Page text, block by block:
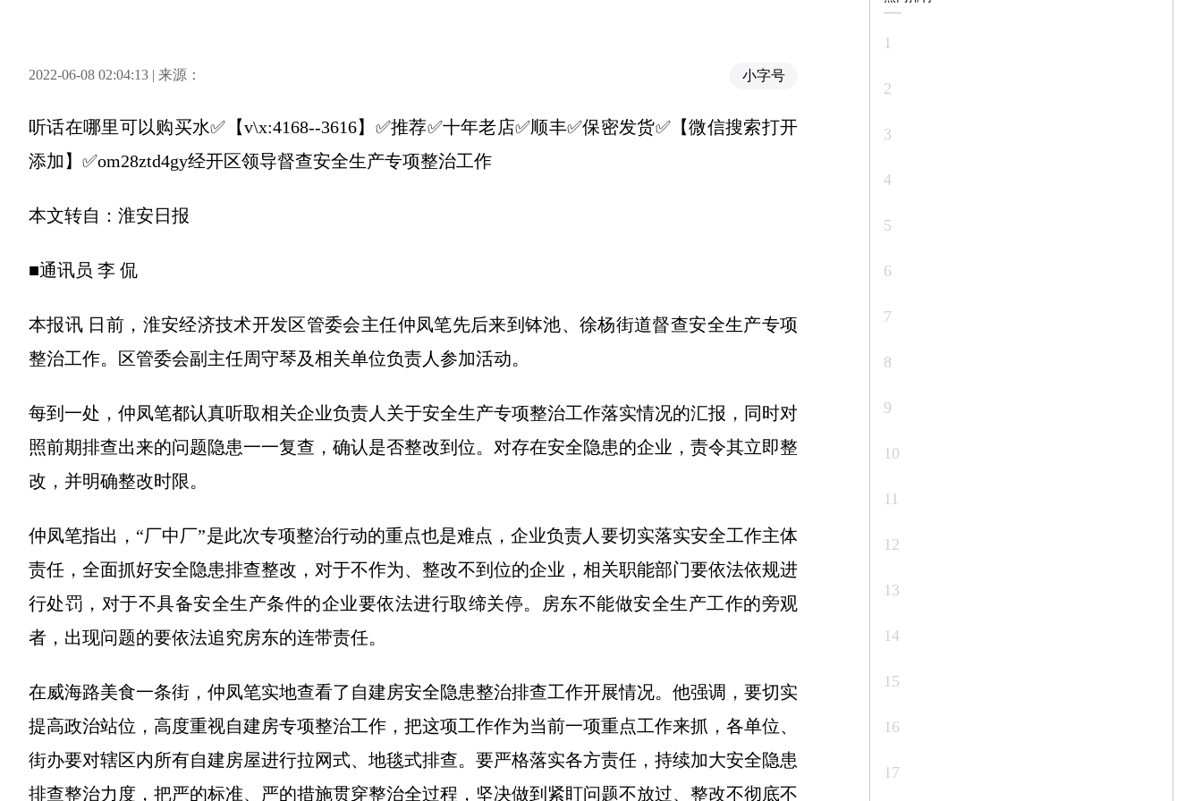
2022-06-08 02:04:13 | 来源： 小字号
听话在哪里可以购买水✅【v\x:4168--3616】✅推荐✅十年老店✅顺丰✅保密发货✅【微信搜索打开
添加】✅om28ztd4gy经开区领导督查安全生产专项整治工作
本文转自：淮安日报
■通讯员 李 侃
本报讯 日前，淮安经济技术开发区管委会主任仲凤笔先后来到钵池、徐杨街道督查安全生产专项
整治工作。区管委会副主任周守琴及相关单位负责人参加活动。
每到一处，仲凤笔都认真听取相关企业负责人关于安全生产专项整治工作落实情况的汇报，同时对
照前期排查出来的问题隐患一一复查，确认是否整改到位。对存在安全隐患的企业，责令其立即整
改，并明确整改时限。
仲凤笔指出，“厂中厂”是此次专项整治行动的重点也是难点，企业负责人要切实落实安全工作主体
责任，全面抓好安全隐患排查整改，对于不作为、整改不到位的企业，相关职能部门要依法依规进
行处罚，对于不具备安全生产条件的企业要依法进行取缔关停。房东不能做安全生产工作的旁观
者，出现问题的要依法追究房东的连带责任。
在威海路美食一条街，仲凤笔实地查看了自建房安全隐患整治排查工作开展情况。他强调，要切实
提高政治站位，高度重视自建房专项整治工作，把这项工作作为当前一项重点工作来抓，各单位、
街办要对辖区内所有自建房屋进行拉网式、地毯式排查。要严格落实各方责任，持续加大安全隐患
排查整治力度，把严的标准、严的措施贯穿整治全过程，坚决做到紧盯问题不放过、整改不彻底不
1
2
3
4
5
6
7
8
9
10
11
12
13
14
15
16
17